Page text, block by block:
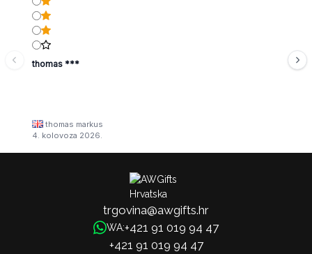
thomas ***
thomas markus
4. kolovoza 2026.
trgovina@awgifts.hr
WA:+421 91 019 94 47
+421 91 019 94 47